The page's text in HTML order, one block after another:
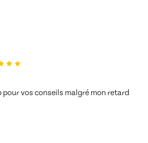
pour vos conseils malgré mon retard